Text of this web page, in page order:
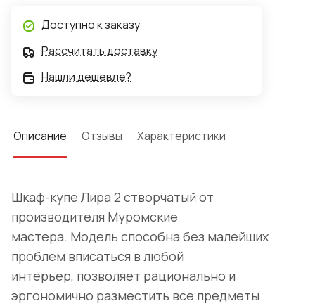
Доступно к заказу
Рассчитать доставку
Нашли дешевле?
Описание Отзывы Характеристики
Шкаф-купе Лира 2 створчатый от
производителя Муромские
мастера. Модель способна без малейших
проблем вписаться в любой
интерьер, позволяет рационально и
эргономично разместить все предметы